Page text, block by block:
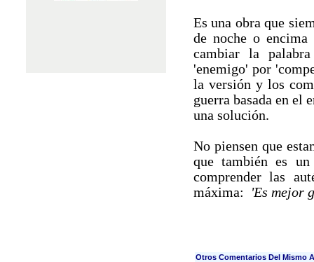
Es una obra que
de noche o
cambiar la
'enemigo' por
la versión y los
guerra basada en el
una solución.
No piensen que
que también es
comprender las
máxima:
'Es mejor
Otros Comentarios Del Mismo